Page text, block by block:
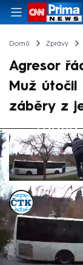
Domů Zprávy
Agresor
Muž
záběry z
Žádná
ČTK
Akt. 1. dub 2026,
Muž pod
Krumlově